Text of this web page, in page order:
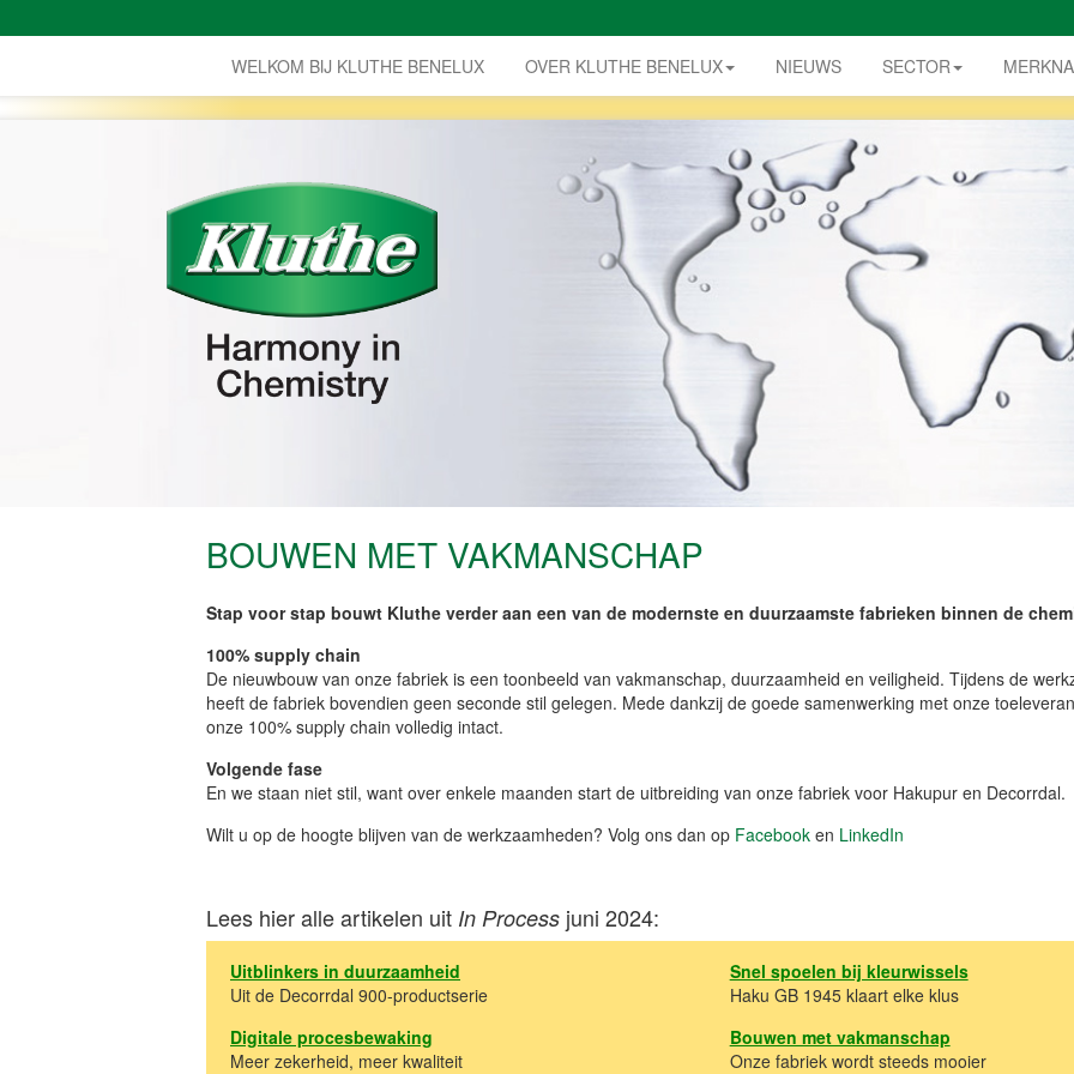
WELKOM BIJ KLUTHE BENELUX OVER KLUTHE BENELUX NIEUWS SECTOR
BOUWEN MET VAKMANSCHAP
Stap voor stap bouwt Kluthe verder aan een van de modernste en duurzaamste fabrieken binnen de
100% supply chain
De nieuwbouw van onze fabriek is een toonbeeld van vakmanschap, duurzaamheid en veiligheid. Tijdens de
heeft de fabriek bovendien geen seconde stil gelegen. Mede dankzij de goede samenwerking met onze
onze 100% supply chain volledig intact.
Volgende fase
En we staan niet stil, want over enkele maanden start de uitbreiding van onze fabriek voor Hakupur en Decorrdal.
Wilt u op de hoogte blijven van de werkzaamheden? Volg ons dan op Facebook en LinkedIn
Lees hier alle artikelen uit In Process juni 2024:
Uitblinkers in duurzaamheid
Uit de Decorrdal 900-productserie
Digitale procesbewaking
Meer zekerheid, meer kwaliteit
Snel spoelen bij kleurwissels
Haku GB 1945 klaart elke klus
Bouwen met vakmanschap
Onze fabriek wordt steeds mooier